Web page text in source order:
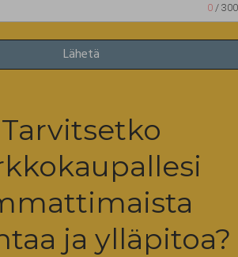
0 /
Lähetä
Tarvitsetko
ja ylläpitoa?